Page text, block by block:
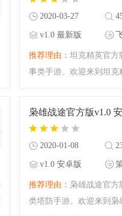
2020-03-27
v1.0 最新版
推荐理由： 坦克精英官方
事类手游。欢迎来到坦克
枭雄战途官方版v1.0
2020-01-08
v1.0 安卓版
推荐理由： 枭雄战途官方
类塔防手游。欢迎来到